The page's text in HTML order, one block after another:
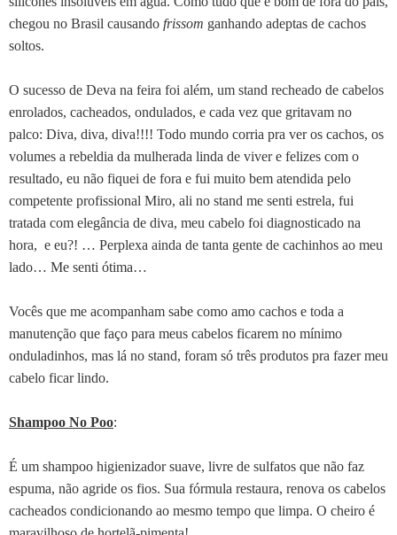
chegou no Brasil causando frissom ganhando adeptas de cachos
soltos.
O sucesso de Deva na feira foi além, um stand recheado de cabelos
enrolados, cacheados, ondulados, e cada vez que gritavam no
palco: Diva, diva, diva!!!! Todo mundo corria pra ver os cachos, os
volumes a rebeldia da mulherada linda de viver e felizes com o
resultado, eu não fiquei de fora e fui muito bem atendida pelo
competente profissional Miro, ali no stand me senti estrela, fui
tratada com elegância de diva, meu cabelo foi diagnosticado na
hora, e eu?! … Perplexa ainda de tanta gente de cachinhos ao meu
lado… Me senti ótima…
Vocês que me acompanham sabe como amo cachos e toda a
manutenção que faço para meus cabelos ficarem no mínimo
onduladinhos, mas lá no stand, foram só três produtos pra fazer meu
cabelo ficar lindo.
Shampoo No Poo:
É um shampoo higienizador suave, livre de sulfatos que não faz
espuma, não agride os fios. Sua fórmula restaura, renova os cabelos
cacheados condicionando ao mesmo tempo que limpa. O cheiro é